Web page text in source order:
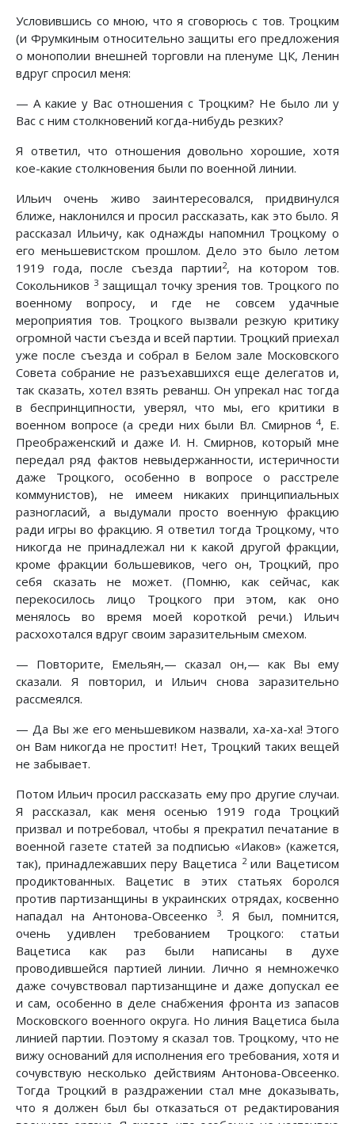
Условившись со мною, что я сговорюсь с тов. Троцким
(и Фрумкиным относительно защиты его предложения
о монополии внешней торговли на пленуме ЦК, Ленин
вдруг спросил меня:
— А какие у Вас отношения с Троцким? Не было ли у
Вас с ним столкновений когда-нибудь резких?
Я ответил, что отношения довольно хорошие, хотя
кое-какие столкновения были по военной линии.
Ильич очень живо заинтересовался, придвинулся
ближе, наклонился и просил рассказать, как это было. Я
рассказал Ильичу, как однажды напомнил Троцкому о
его меньшевистском прошлом. Дело это было летом
1919 года, после съезда партии2, на котором тов.
Сокольников 3защищал точку зрения тов. Троцкого по
военному вопросу, и где не совсем удачные
мероприятия тов. Троцкого вызвали резкую критику
огромной части съезда и всей партии. Троцкий приехал
уже после съезда и собрал в Белом зале Московского
Совета собрание не разъехавшихся еще делегатов и,
так сказать, хотел взять реванш. Он упрекал нас тогда
в беспринципности, уверял, что мы, его критики в
военном вопросе (а среди них были Вл. Смирнов4, Е.
Преображенский и даже И. Н. Смирнов, который мне
передал ряд фактов невыдержанности, истеричности
даже Троцкого, особенно в вопросе о расстреле
коммунистов), не имеем никаких принципиальных
разногласий, а выдумали просто военную фракцию
ради игры во фракцию. Я ответил тогда Троцкому, что
никогда не принадлежал ни к какой другой фракции,
кроме фракции большевиков, чего он, Троцкий, про
себя сказать не может. (Помню, как сейчас, как
перекосилось лицо Троцкого при этом, как оно
менялось во время моей короткой речи.) Ильич
расхохотался вдруг своим заразительным смехом.
— Повторите, Емельян,— сказал он,— как Вы ему
сказали. Я повторил, и Ильич снова заразительно
рассмеялся.
— Да Вы же его меньшевиком назвали, ха-ха-ха! Этого
он Вам никогда не простит! Нет, Троцкий таких вещей
не забывает.
Потом Ильич просил рассказать ему про другие случаи.
Я рассказал, как меня осенью 1919 года Троцкий
призвал и потребовал, чтобы я прекратил печатание в
военной газете статей за подписью «Иаков» (кажется,
так), принадлежавших перу Вацетиса 2или Вацетисом
продиктованных. Вацетис в этих статьях боролся
против партизанщины в украинских отрядах, косвенно
нападал на Антонова-Овсеенко
3. Я был, помнится,
очень удивлен требованием Троцкого: статьи
Вацетиса как раз были написаны в духе
проводившейся партией линии. Лично я немножечко
даже сочувствовал партизанщине и даже допускал ее
и сам, особенно в деле снабжения фронта из запасов
Московского военного округа. Но линия Вацетиса была
линией партии. Поэтому я сказал тов. Троцкому, что не
вижу оснований для исполнения его требования, хотя и
сочувствую несколько действиям Антонова-Овсеенко.
Тогда Троцкий в раздражении стал мне доказывать,
что я должен был бы отказаться от редактирования